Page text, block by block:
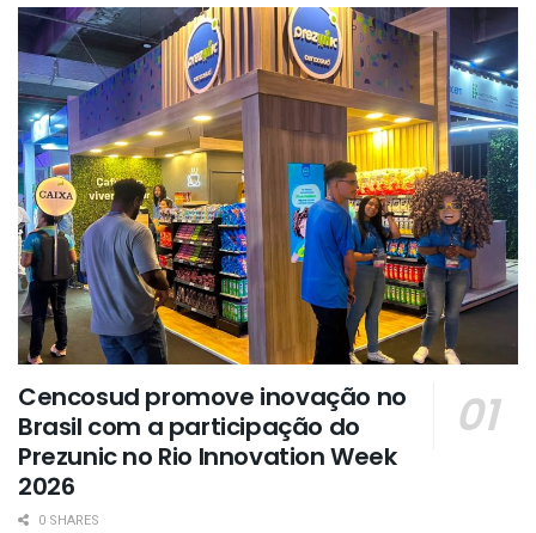
Cencosud promove inovação no
Brasil com a participação do
Prezunic no Rio Innovation Week
2026
0 SHARES